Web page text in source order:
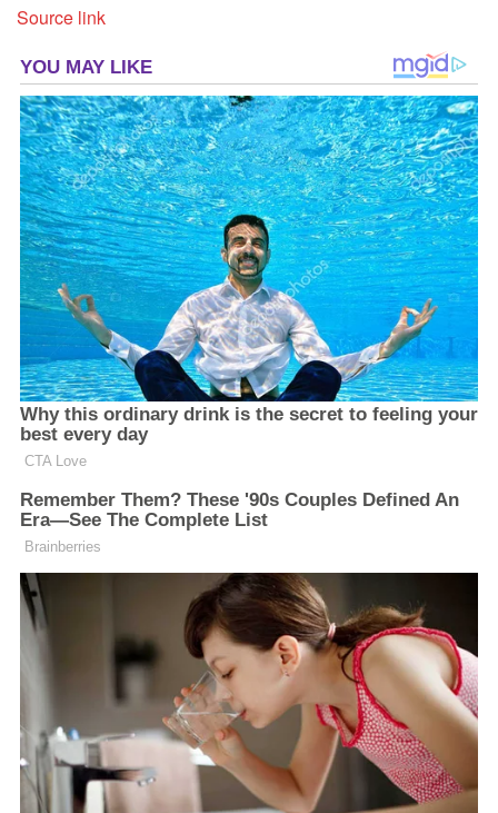
Source link